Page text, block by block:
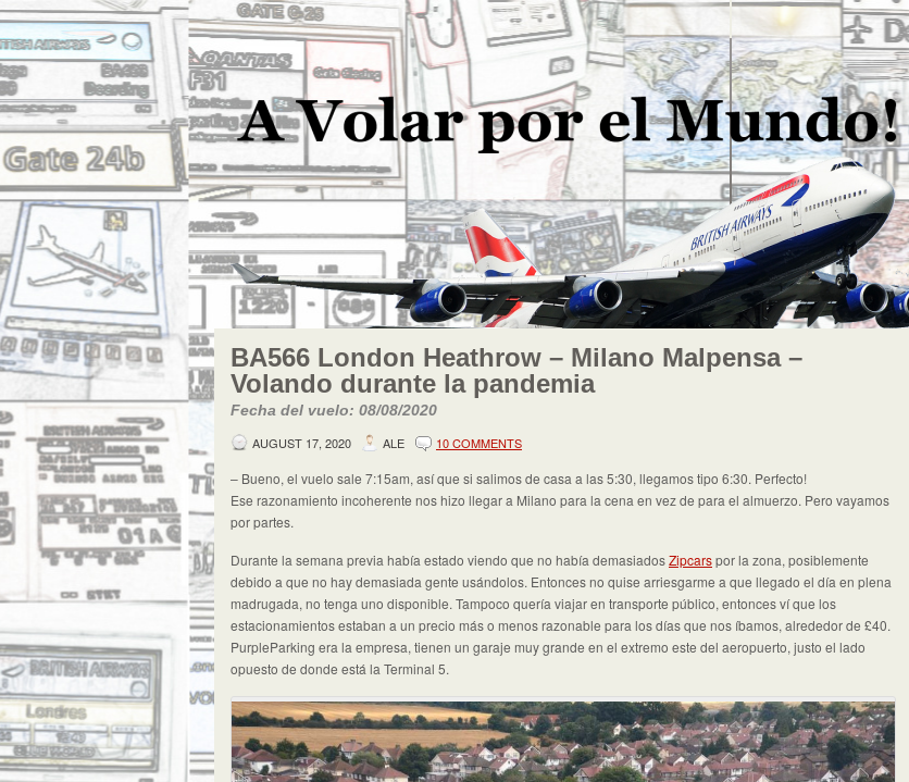
BA566 London Heathrow – Milano Malpensa –
Volando durante la pandemia
Fecha del vuelo: 08/08/2020
AUGUST 17, 2020
ALE 10 COMMENTS
– Bueno, el vuelo sale 7:15am, así que si salimos de casa a las 5:30, llegamos tipo 6:30. Perfecto!
Ese razonamiento incoherente nos hizo llegar a Milano para la cena en vez de para el almuerzo. Pero vayamos
por partes.
Durante la semana previa había estado viendo que no había demasiadosZipcarspor la zona, posiblemente
debido a que no hay demasiada gente usándolos. Entonces no quise arriesgarme a que llegado el día en plena
madrugada, no tenga uno disponible. Tampoco quería viajar en transporte público, entonces ví que los
estacionamientos estaban a un precio más o menos razonable para los días que nos íbamos, alrededor de £40.
PurpleParking era la empresa, tienen un garaje muy grande en el extremo este del aeropuerto, justo el lado
opuesto de donde está la Terminal 5.